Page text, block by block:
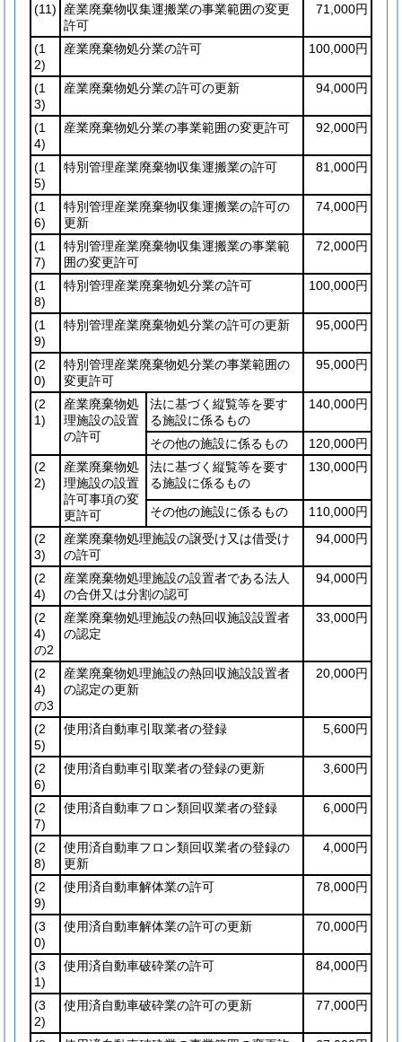
(11)
産業廃棄物収集運搬業の事業範囲の変更
許可
71,000円
(1
2)
産業廃棄物処分業の許可 100,000円
(1
3)
産業廃棄物処分業の許可の更新 94,000円
(1
4)
産業廃棄物処分業の事業範囲の変更許可 92,000円
(1
5)
特別管理産業廃棄物収集運搬業の許可 81,000円
(1
6)
特別管理産業廃棄物収集運搬業の許可の
更新
74,000円
(1
7)
特別管理産業廃棄物収集運搬業の事業範
囲の変更許可
72,000円
(1
8)
特別管理産業廃棄物処分業の許可 100,000円
(1
9)
特別管理産業廃棄物処分業の許可の更新 95,000円
(2
0)
特別管理産業廃棄物処分業の事業範囲の
変更許可
95,000円
(2
1)
産業廃棄物処
理施設の設置
の許可
法に基づく縦覧等を要す
る施設に係るもの
140,000円
その他の施設に係るもの
120,000円
(2
2)
産業廃棄物処
理施設の設置
許可事項の変
更許可
法に基づく縦覧等を要す
る施設に係るもの
130,000円
その他の施設に係るもの
110,000円
(2
3)
産業廃棄物処理施設の譲受け又は借受け
の許可
94,000円
(2
4)
産業廃棄物処理施設の設置者である法人
の合併又は分割の認可
94,000円
(2
4)
の2
産業廃棄物処理施設の熱回収施設設置者
の認定
33,000円
(2
4)
の3
産業廃棄物処理施設の熱回収施設設置者
の認定の更新
20,000円
(2
5)
使用済自動車引取業者の登録 5,600円
(2
6)
使用済自動車引取業者の登録の更新 3,600円
(2
7)
使用済自動車フロン類回収業者の登録 6,000円
(2
8)
使用済自動車フロン類回収業者の登録の
更新
4,000円
(2
9)
使用済自動車解体業の許可 78,000円
(3
0)
使用済自動車解体業の許可の更新 70,000円
(3
1)
使用済自動車破砕業の許可 84,000円
(3
2)
使用済自動車破砕業の許可の更新 77,000円